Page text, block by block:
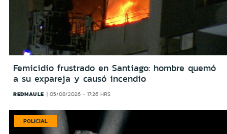
Femicidio frustrado en Santiago: hombre quemó
a su expareja y causó incendio
REDMAULE 05/08/2026 - 17:26 HRS
POLICIAL